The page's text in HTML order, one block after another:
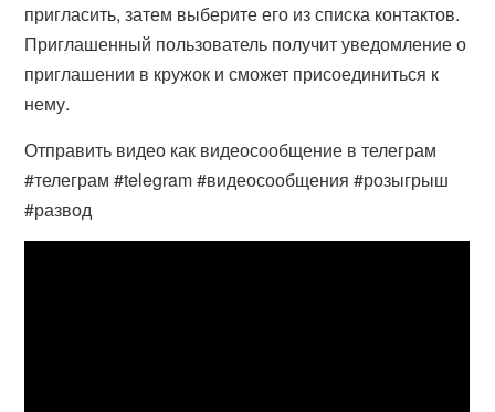
пригласить, затем выберите его из списка контактов.
Приглашенный пользователь получит уведомление о
приглашении в кружок и сможет присоединиться к
нему.
Отправить видео как видеосообщение в телеграм
#телеграм #telegram #видеосообщения #розыгрыш
#развод